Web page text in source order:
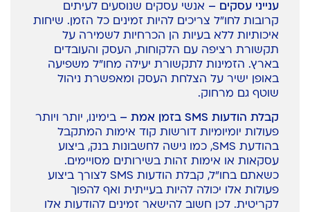
ענייני עסקים – אנשי עסקים שנוסעים לעיתים
קרובות לחו"ל צריכים להיות זמינים כל הזמן. שיחות
איכותיות ללא בעיות הן הכרחיות לשמירה על
תקשורת רציפה עם הלקוחות, העסק והעובדים
בארץ. הזמינות לתקשורת יעילה מחו"ל משפיעה
באופן ישיר על הצלחת העסק ומאפשרת ניהול
שוטף גם מרחוק.
קבלת הודעות SMS בזמן אמת –
בימינו, יותר ויותר
פעולות יומיומיות דורשות קוד אימות המתקבל
בהודעת SMS, כמו גישה לחשבונות בנק, ביצוע
עסקאות או אימות זהות בשירותים מסויימים.
כשאתם בחו"ל, קבלת הודעות SMS לצורך ביצוע
פעולות אלו יכולה להיות בעייתית ואף להפוך
לקריטית. לכן חשוב להישאר זמינים להודעות אלו